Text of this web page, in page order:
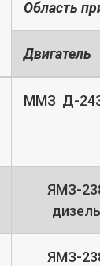
Область
Двигатель
ММЗ Д-
ЯМЗ-
ЯМЗ-